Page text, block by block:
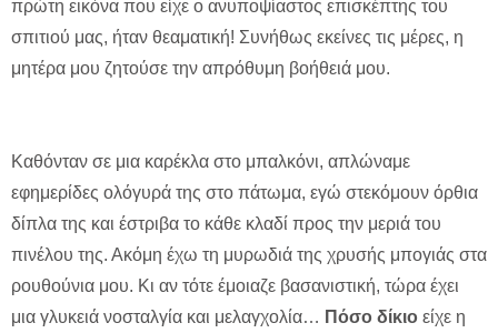
πρώτη εικόνα που είχε ο ανυποψίαστος επισκέπτης του
σπιτιού μας, ήταν θεαματική! Συνήθως εκείνες τις μέρες, η
μητέρα μου ζητούσε την απρόθυμη βοήθειά μου.
Καθόνταν σε μια καρέκλα στο μπαλκόνι, απλώναμε
εφημερίδες ολόγυρά της στο πάτωμα, εγώ στεκόμουν όρθια
δίπλα της και έστριβα το κάθε κλαδί προς την μεριά του
πινέλου της. Ακόμη έχω τη μυρωδιά της χρυσής μπογιάς στα
ρουθούνια μου. Κι αν τότε έμοιαζε βασανιστική, τώρα έχει
μια γλυκειά νοσταλγία και μελαγχολία… Πόσο δίκιο είχε η